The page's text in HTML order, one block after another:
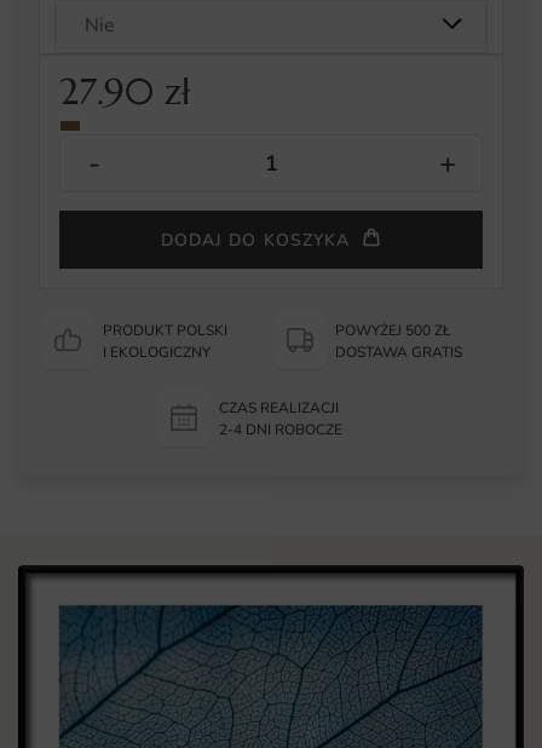
27.90 zł
DODAJ DO KOSZYKA
PRODUKT POLSKI
I EKOLOGICZNY
POWYŻEJ 500 ZŁ
DOSTAWA GRATIS
CZAS REALIZACJI
2-4 DNI ROBOCZE